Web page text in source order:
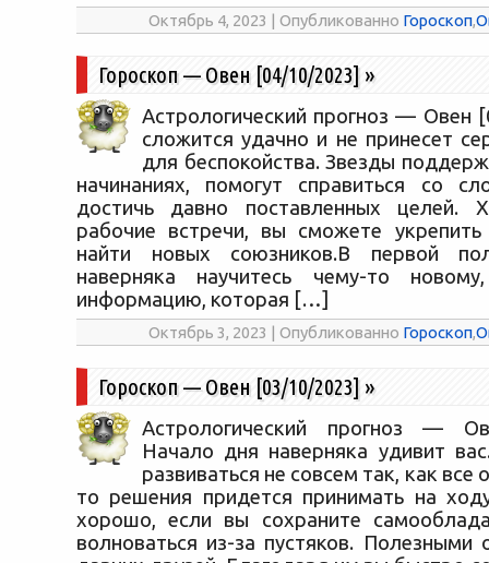
Октябрь 4, 2023 | Опубликованно Гороскоп,
Гороскоп — Овен [04/10/2023] »
Астрологический прогноз — Овен
сложится удачно и не принесет
для беспокойства. Звезды
начинаниях, помогут справиться со
достичь давно поставленных целей.
рабочие встречи, вы сможете
найти новых союзников.В первой
наверняка научитесь чему-то
информацию, которая […]
Октябрь 3, 2023 | Опубликованно Гороскоп,
Гороскоп — Овен [03/10/2023] »
Астрологический прогноз —
Начало дня наверняка удивит
развиваться не совсем так, как все
то решения придется принимать на
хорошо, если вы сохраните
волноваться из-за пустяков. Полезными